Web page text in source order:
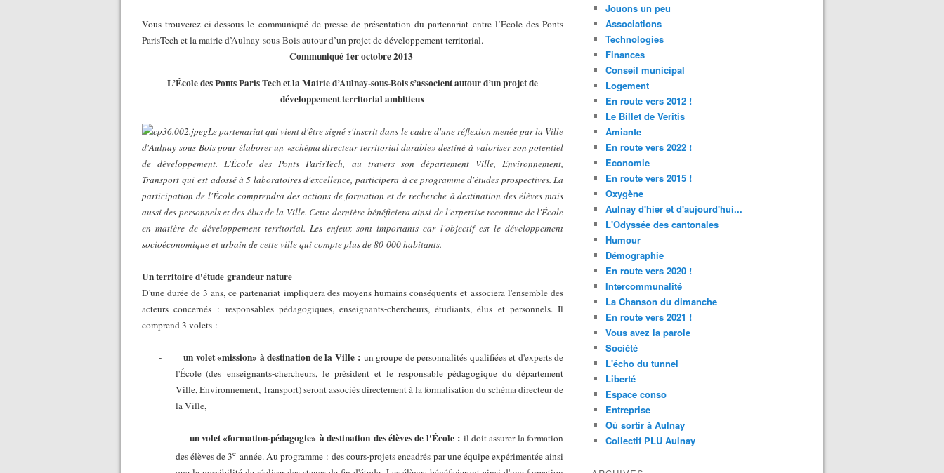
Vous trouverez ci-dessous le communiqué de presse de présentation du partenariat entre l’Ecole des Ponts
ParisTech et la mairie d’Aulnay-sous-Bois autour d’un projet de développement territorial.
Communiqué 1er octobre 2013
L’École des Ponts Paris Tech et la Mairie d’Aulnay-sous-Bois s’associent autour d’un projet de
développement territorial ambitieux
Le partenariat qui vient d'être signé s'inscrit dans le cadre d'une réflexion menée par la Ville
d'Aulnay-sous-Bois pour élaborer un «schéma directeur territorial durable» destiné à valoriser son potentiel
de développement. L'École des Ponts ParisTech, au travers son département Ville, Environnement,
Transport qui est adossé à 5 laboratoires d'excellence, participera à ce programme d'études prospectives. La
participation de l'École comprendra des actions de formation et de recherche à destination des élèves mais
aussi des personnels et des élus de la Ville. Cette dernière bénéficiera ainsi de l'expertise reconnue de l'École
en matière de développement territorial. Les enjeux sont importants car l'objectif est le développement
socioéconomique et urbain de cette ville qui compte plus de 80 000 habitants.
Un territoire d'étude grandeur nature
D'une durée de 3 ans, ce partenariat impliquera des moyens humains conséquents et associera l'ensemble des
acteurs concernés : responsables pédagogiques, enseignants-chercheurs, étudiants, élus et personnels. Il
comprend 3 volets :
- un volet «mission» à destination de la Ville : un groupe de personnalités qualifiées et d'experts de
l'École (des enseignants-chercheurs, le président et le responsable pédagogique du département
Ville, Environnement, Transport) seront associés directement à la formalisation du schéma directeur de
la Ville,
- un volet «formation-pédagogie» à destination des élèves de l'École : il doit assurer la formation
des élèves de 3e année. Au programme : des cours-projets encadrés par une équipe expérimentée ainsi
Jouons un peu
Associations
Technologies
Finances
Conseil municipal
Logement
En route vers 2012 !
Le Billet de Veritis
Amiante
En route vers 2022 !
Economie
En route vers 2015 !
Oxygène
Aulnay d'hier et d'aujourd'hui...
L'Odyssée des cantonales
Humour
Démographie
En route vers 2020 !
Intercommunalité
La Chanson du dimanche
En route vers 2021 !
Vous avez la parole
Société
L'écho du tunnel
Liberté
Espace conso
Entreprise
Où sortir à Aulnay
Collectif PLU Aulnay